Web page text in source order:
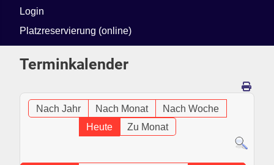
Login
Platzreservierung (online)
Terminkalender
Nach Jahr Nach Monat
Nach Woche
Heute
Zu Monat